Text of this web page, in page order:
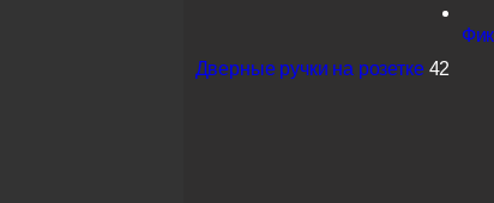
Дверные ручки на розетке 42